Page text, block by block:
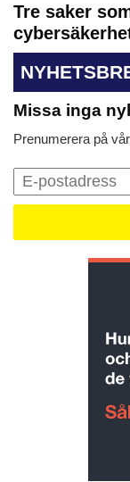
Tre saker
Missa inga
Prenumerera på